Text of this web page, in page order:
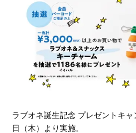
ラブオネ誕生記念 プレゼントキ
日（木）より実施。